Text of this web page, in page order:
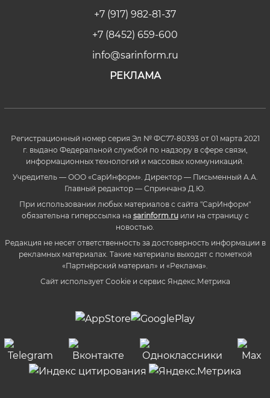
+7 (917) 982-81-37
+7 (8452) 659-600
info@sarinform.ru
РЕКЛАМА
Регистрационный номер серия Эл № ФС77-80393 от 01 марта 2021
г. выдано Федеральной службой по надзору в сфере связи,
информационных технологий и массовых коммуникаций.
Учредитель — ООО «СарИнформ». Директор — Письменный А.А.
Главный редактор — Спринчанэ Д.Ю.
При использовании любых материалов с сайта "СарИнформ"
обязательна гиперссылка на sarinform.ruили на страницу с
новостью.
Редакция не несет ответственность за достоверность информации в
рекламных материалах. Такие материалы выходят с пометкой
«Партнёрский материал» и «Реклама».
Сайт использует Cookie и сервиc Яндекс.Метрика